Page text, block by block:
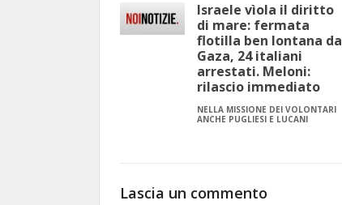
Israele vìola il diritto
di mare: fermata
flotilla ben lontana da
Gaza, 24 italiani
arrestati. Meloni:
rilascio immediato
NELLA MISSIONE DEI VOLONTARI
ANCHE PUGLIESI E LUCANI
Lascia un commento